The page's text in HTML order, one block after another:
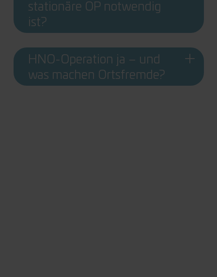
stationäre OP notwendig
ist?
HNO-Operation ja – und
was machen Ortsfremde?